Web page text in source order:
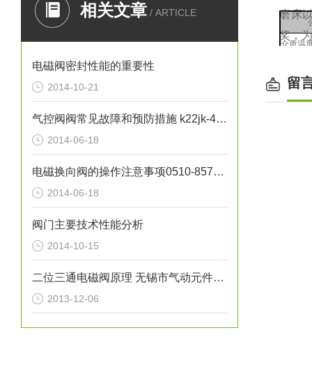
相关文章 / ARTICLE
电磁阀密封性能的重要性
2014-10-21
气控阀阀常见故障和预防措施 k22jk-40w
2014-06-18
电磁换向阀的操作注意事项0510-85745374
2014-06-18
阀门主要技术性能分析
2014-10-15
二位三通电磁阀原理 无锡市气动元件总厂K23JSD-L15
2013-12-06
介质温
泄
磨床
奖，
留